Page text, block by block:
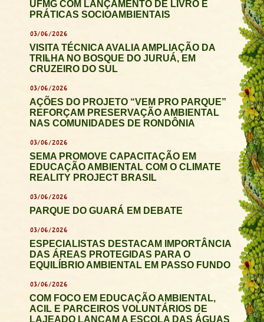
UFMG COM LANÇAMENTO DE LIVRO E
PRÁTICAS SOCIOAMBIENTAIS
03/06/2026
VISITA TÉCNICA AVALIA AMPLIAÇÃO DA
TRILHA NO BOSQUE DO JURUÁ, EM
CRUZEIRO DO SUL
03/06/2026
AÇÕES DO PROJETO “VEM PRO PARQUE”
REFORÇAM PRESERVAÇÃO AMBIENTAL
NAS COMUNIDADES DE RONDÔNIA
03/06/2026
SEMA PROMOVE CAPACITAÇÃO EM
EDUCAÇÃO AMBIENTAL COM O CLIMATE
REALITY PROJECT BRASIL
03/06/2026
PARQUE DO GUARÁ EM DEBATE
03/06/2026
ESPECIALISTAS DESTACAM IMPORTÂNCIA
DAS ÁREAS PROTEGIDAS PARA O
EQUILÍBRIO AMBIENTAL EM PASSO FUNDO
03/06/2026
COM FOCO EM EDUCAÇÃO AMBIENTAL,
ACIL E PARCEIROS VOLUNTÁRIOS DE
LAJEADO LANÇAM A ESCOLA DAS ÁGUAS